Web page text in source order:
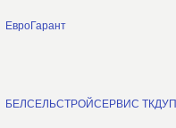
ЕвроГарант
БЕЛСЕЛЬСТРОЙСЕРВИС ТКДУП